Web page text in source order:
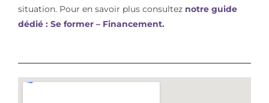
situation. Pour en savoir plus consulteznotre guide
dédié : Se former – Financement.